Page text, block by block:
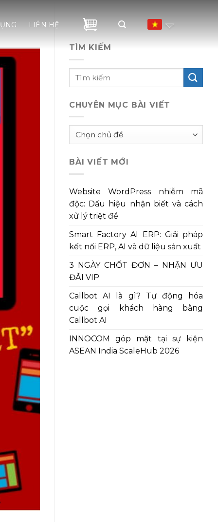
LIÊN HỆ
TÌM KIẾM
CHUYÊN MỤC BÀI VIẾT
Chuyên
viết
BÀI VIẾT MỚI
Website WordPress nhiễm mã
độc: Dấu hiệu nhận biết và cách
xử lý triệt để
Smart Factory AI ERP: Giải pháp
kết nối ERP, AI và dữ liệu sản xuất
3 NGÀY CHỐT ĐƠN – NHẬN ƯU
ĐÃI VIP
Callbot AI là gì? Tự động hóa
cuộc gọi khách hàng bằng
Callbot AI
INNOCOM góp mặt tại sự kiện
ASEAN India ScaleHub 2026